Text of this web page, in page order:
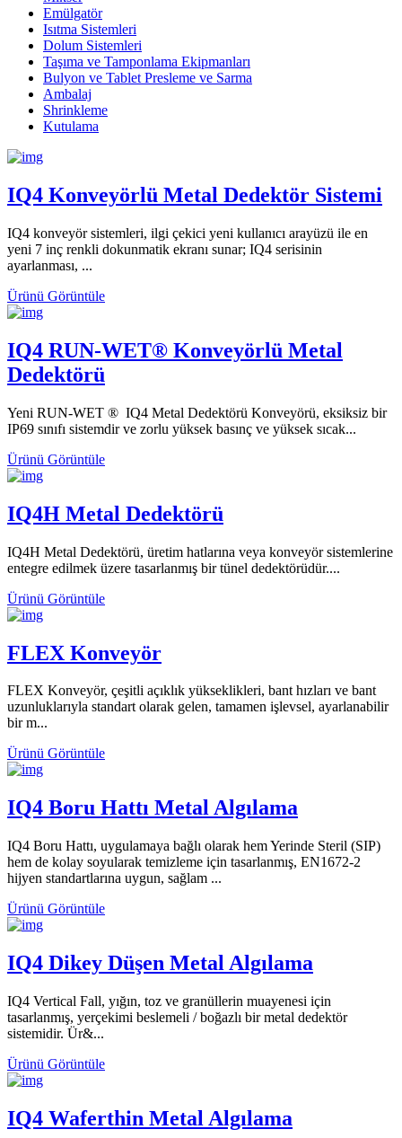
Emülgatör
Isıtma Sistemleri
Dolum Sistemleri
Taşıma ve Tamponlama Ekipmanları
Bulyon ve Tablet Presleme ve Sarma
Ambalaj
Shrinkleme
Kutulama
IQ4 Konveyörlü Metal Dedektör Sistemi
IQ4 konveyör sistemleri, ilgi çekici yeni kullanıcı arayüzü ile en
yeni 7 inç renkli dokunmatik ekranı sunar; IQ4 serisinin
ayarlanması, ...
Ürünü Görüntüle
IQ4 RUN-WET® Konveyörlü Metal
Dedektörü
Yeni RUN-WET ® IQ4 Metal Dedektörü Konveyörü, eksiksiz bir
IP69 sınıfı sistemdir ve zorlu yüksek basınç ve yüksek sıcak...
Ürünü Görüntüle
IQ4H Metal Dedektörü
IQ4H Metal Dedektörü, üretim hatlarına veya konveyör sistemlerine
entegre edilmek üzere tasarlanmış bir tünel dedektörüdür....
Ürünü Görüntüle
FLEX Konveyör
FLEX Konveyör, çeşitli açıklık yükseklikleri, bant hızları ve bant
uzunluklarıyla standart olarak gelen, tamamen işlevsel, ayarlanabilir
bir m...
Ürünü Görüntüle
IQ4 Boru Hattı Metal Algılama
IQ4 Boru Hattı, uygulamaya bağlı olarak hem Yerinde Steril (SIP)
hem de kolay soyularak temizleme için tasarlanmış, EN1672-2
hijyen standartlarına uygun, sağlam ...
Ürünü Görüntüle
IQ4 Dikey Düşen Metal Algılama
IQ4 Vertical Fall, yığın, toz ve granüllerin muayenesi için
tasarlanmış, yerçekimi beslemeli / boğazlı bir metal dedektör
sistemidir. Ür&...
Ürünü Görüntüle
IQ4 Waferthin Metal Algılama